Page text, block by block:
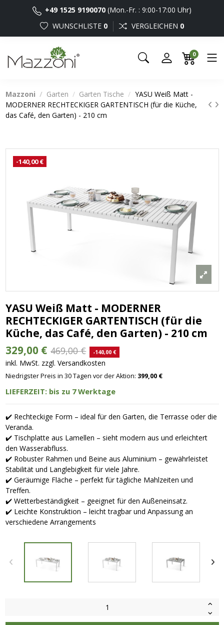
+49 1525 9190070 (Mon.-Fr. : 9:00-17:00 Uhr)
WUNSCHLISTE 0 VERGLEICHEN 0
0
Mazzoni Garten Garten Tische
YASU Weiß Matt -
MODERNER RECHTECKIGER GARTENTISCH (für die Küche,
das Café, den Garten) - 210 cm
-140,00 €
YASU Weiß Matt - MODERNER
RECHTECKIGER GARTENTISCH (für die
Küche, das Café, den Garten) - 210 cm
329,00 € 469,00 € -140,00 €
inkl. MwSt. zzgl. Versandkosten
Niedrigster Preis in 30 Tagen vor der Aktion: 399,00 €
LIEFERZEIT: bis zu 7 Werktage
✔️ Rechteckige Form – ideal für den Garten, die Terrasse oder die
Veranda.
✔️ Tischplatte aus Lamellen – sieht modern aus und erleichtert
den Wasserabfluss.
✔️ Robuster Rahmen und Beine aus Aluminium – gewährleistet
Stabilität und Langlebigkeit für viele Jahre.
✔️ Geräumige Fläche – perfekt für tägliche Mahlzeiten und
Treffen.
✔️ Wetterbeständigkeit – geeignet für den Außeneinsatz.
✔️ Leichte Konstruktion – leicht tragbar und Anpassung an
verschiedene Arrangements